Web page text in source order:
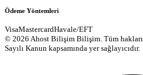
Ödeme Yöntemleri
VisaMastercardHavale/EFT
© 2026 Ahost Bilişim Bilişim. Tüm hakları
Sayılı Kanun kapsamında yer sağlayıcıdır.